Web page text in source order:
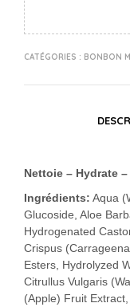
CATÉGORIES : BONBON
Nettoie – Hydrate
Ingrédients: Aqua
Glucoside, Aloe
Hydrogenated
Crispus
Esters, Hydrolyzed
Citrullus Vulgaris
(Apple) Fruit